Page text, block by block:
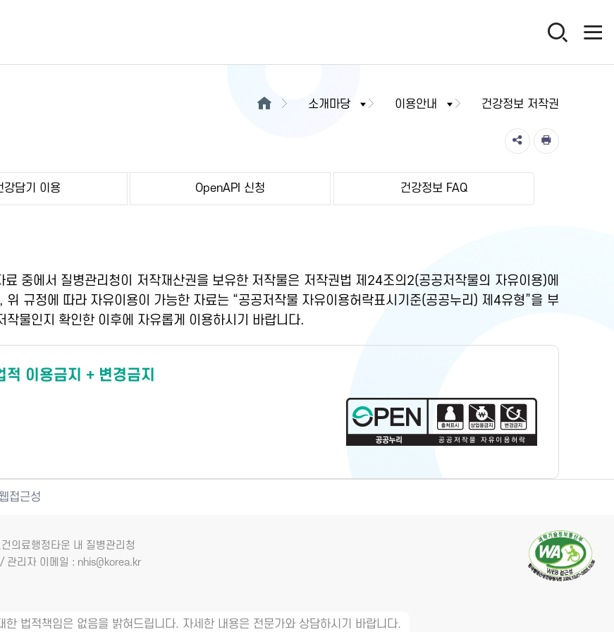
소개마당 이용안내 건강정보 저작권
강담기 이용 OpenAPI 신청 건강정보 FAQ
중에서 질병관리청이 저작재산권을 보유한 저작물은 저작권법 제24조의2(공공저작물의 자유이용)에
규정에 따라 자유이용이 가능한 자료는 “공공저작물 자유이용허락표시기준(공공누리) 제4유형”을 부
물인지 확인한 이후에 자유롭게 이용하시기 바랍니다.
이용금지 + 변경금지
접근성
의료행정타운 내 질병관리청
리자 이메일 : nhis@korea.kr
법적책임은 없음을 밝혀드립니다. 자세한 내용은 전문가와 상담하시기 바랍니다.